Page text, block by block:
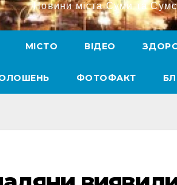
Новини міста Суми та
МІСТО ВІДЕО
ФОТОФАКТ